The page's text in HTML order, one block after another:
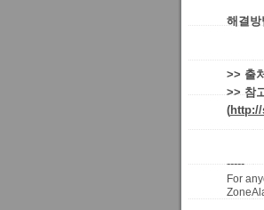
해결방
>> 출
>> 참
(
-----
For